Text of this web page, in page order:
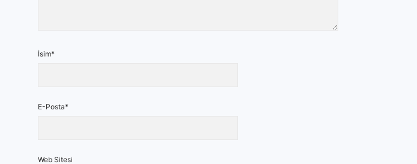
İsim*
E-Posta*
Web Sitesi